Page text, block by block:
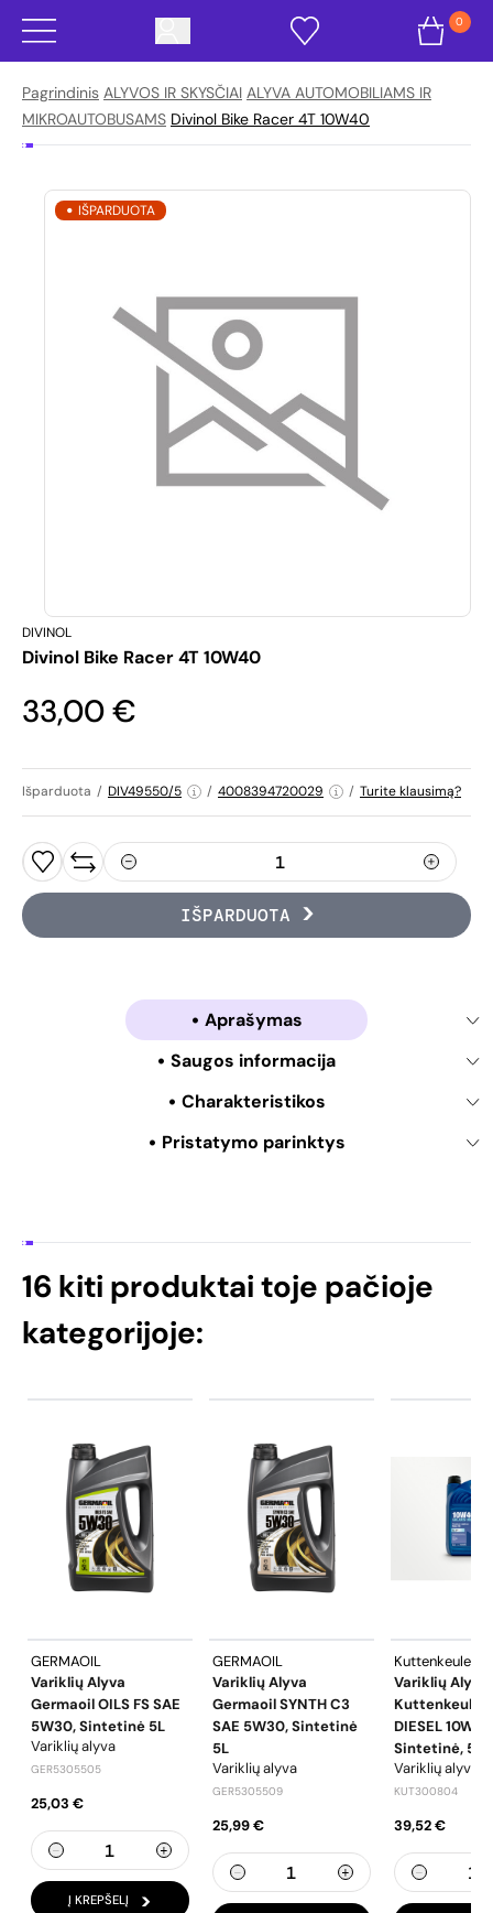
0
Pagrindinis ALYVOS IR SKYSČIAI ALYVA AUTOMOBILIAMS IR
MIKROAUTOBUSAMS Divinol Bike Racer 4T 10W40
IŠPARDUOTA
DIVINOL
Divinol Bike Racer 4T 10W40
33,00 €
Išparduota / DIV49550/5 / 4008394720029 / Turite klausimą?
IŠPARDUOTA
Aprašymas
Saugos informacija
Charakteristikos
Pristatymo parinktys
16 kiti produktai toje pačioje
kategorijoje:
GERMAOIL
Variklių Alyva
Germaoil OILS FS SAE
5W30, Sintetinė 5L
Variklių alyva
GER5305505
25,03 €
Į KREPŠELĮ
GERMAOIL
Variklių Alyva
Germaoil SYNTH C3
SAE 5W30, Sintetinė
5L
Variklių alyva
GER5305509
25,99 €
Kuttenkeuler
Variklių Alyva
Kuttenkeuler
DIESEL
Sintetinė, 5L
Variklių alyva
KUT300804
39,52 €